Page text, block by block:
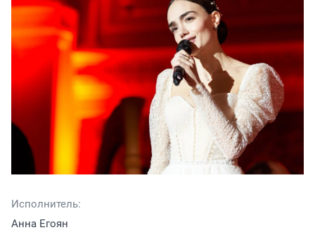
Исполнитель:
Анна Егоян